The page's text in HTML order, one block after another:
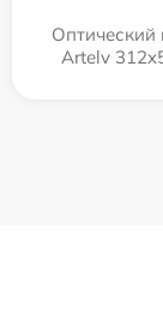
Оптический
Artelv